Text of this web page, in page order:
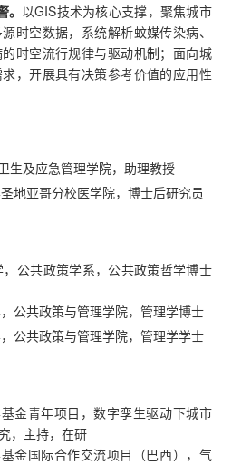
以GIS技术为核心支撑，聚焦城市
时空数据，系统解析蚊媒传染病、
时空流行规律与驱动机制；面向城
，开展具有决策参考价值的应用性
生及应急管理学院，助理教授
地亚哥分校医学院，博士后研究员
公共政策学系，公共政策哲学博士
公共政策与管理学院，管理学博士
公共政策与管理学院，管理学学士
金青年项目，数字孪生驱动下城市
，主持，在研
金国际合作交流项目（巴西），气